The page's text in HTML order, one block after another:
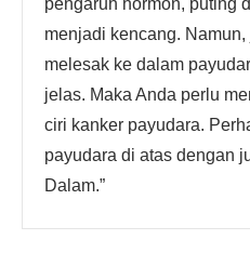
pengaruh hormon, puting
menjadi kencang.
melesak ke dalam
jelas. Maka Anda perlu
ciri kanker payudara.
payudara di atas dengan
Dalam.”